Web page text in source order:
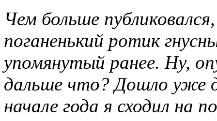
Чем больше
поганенький ротик
упомянутый ранее. Ну,
дальше что? Дошло уже
начале года я сходил на